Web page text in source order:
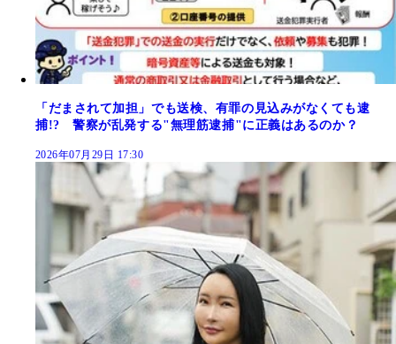
「だまされて加担」でも送検、有罪の見込みがなくても逮
捕!? 警察が乱発する"無理筋逮捕"に正義はあるのか？
2026年07月29日 17:30